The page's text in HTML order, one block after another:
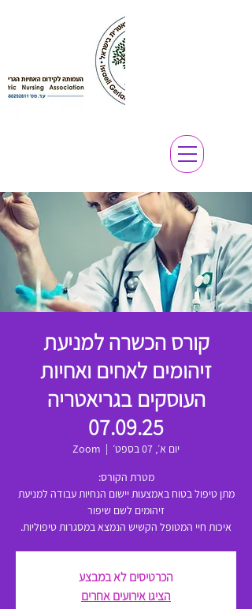
קורס הכשרה למניעת
זיהומים לאחים ואחיות
העוסקים בגריאטריה
07.09.25
יום א׳, 07 בספט׳
  |
Zoom
מתן טיפול בטוח באמצעות יישום הנחיות עבודה למניעת
איכות חיי המטופל הקשיש הנמצא במסגרות טיפוליות.
הכרטיסים לא במבצע
הציגו אירועים אחרים